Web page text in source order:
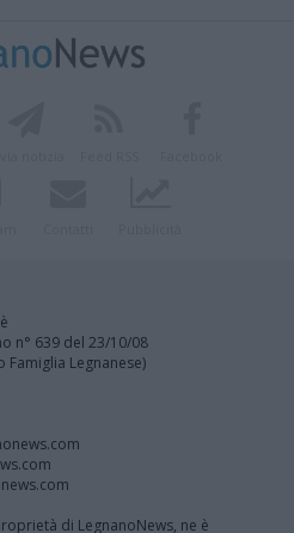
n° 639 del 23/10/08
Famiglia Legnanese)
di LegnanoNews, ne è